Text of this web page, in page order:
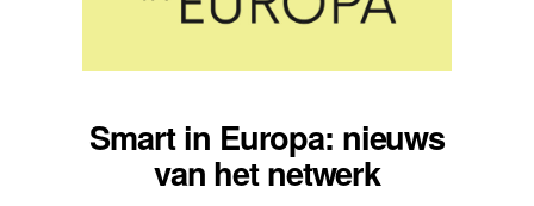
Smart in Europa: nieuws
van het netwerk